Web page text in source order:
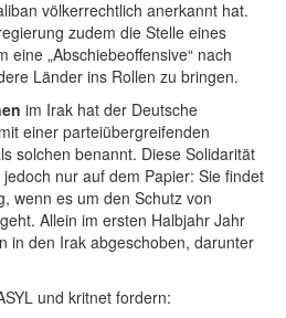
völkerrechtlich anerkannt hat.
zudem die Stelle eines
eine „Abschiebeoffensive“ nach
Länder ins Rollen zu bringen.
im Irak hat der Deutsche
einer parteiübergreifenden
solchen benannt. Diese Solidarität
nur auf dem Papier: Sie findet
wenn es um den Schutz von
Allein im ersten Halbjahr Jahr
in den Irak abgeschoben, darunter
und kritnet fordern: